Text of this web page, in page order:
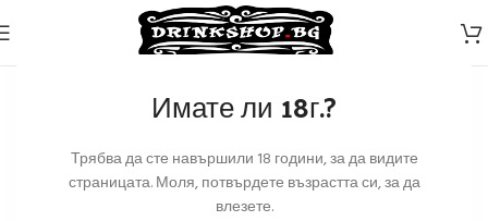
Имате ли 18г.?
Трябва да сте навършили 18 години, за да видите
страницата. Моля, потвърдете възрастта си, за да
влезете.